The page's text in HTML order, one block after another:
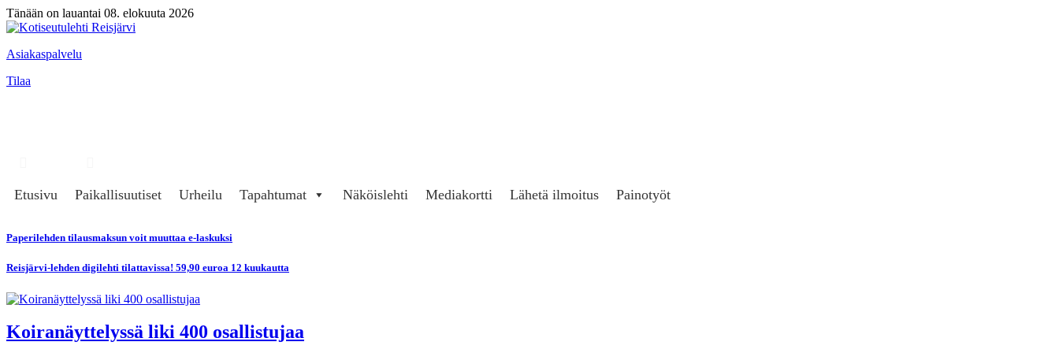
Tänään on lauantai 08. elokuuta 2026
Asiakaspalvelu
Tilaa
Etusivu
Paikallisuutiset Urheilu Tapahtumat Näköislehti Mediakortti Lähetä ilmoitus Painotyöt
Paperilehden tilausmaksun voit muuttaa e-laskuksi
Reisjärvi-lehden digilehti tilattavissa! 59,90 euroa 12 kuukautta
Koiranäyttelyssä liki 400 osallistujaa